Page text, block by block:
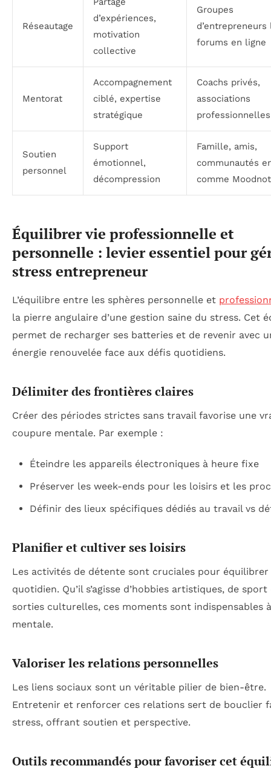
Réseautage
d’expériences,
motivation
collective
Groupes
d’entrepreneurs
forums en ligne
Mentorat
Accompagnement
ciblé, expertise
stratégique
Coachs privés,
associations
professionnelles
Soutien
personnel
Support
émotionnel,
décompression
Famille, amis,
communautés
comme
Équilibrer vie professionnelle et
personnelle : levier essentiel pour
stress entrepreneur
L’équilibre entre les sphères personnelle et
la pierre angulaire d’une gestion saine du stress. Cet
permet de recharger ses batteries et de revenir avec
énergie renouvelée face aux défis quotidiens.
Délimiter des frontières claires
Créer des périodes strictes sans travail favorise une
coupure mentale. Par exemple :
Éteindre les appareils électroniques à heure fixe
Préserver les week-ends pour les loisirs et les
Définir des lieux spécifiques dédiés au travail vs
Planifier et cultiver ses loisirs
Les activités de détente sont cruciales pour équilibrer
quotidien. Qu’il s’agisse d’hobbies artistiques, de
sorties culturelles, ces moments sont indispensables
mentale.
Valoriser les relations personnelles
Les liens sociaux sont un véritable pilier de bien-être.
Entretenir et renforcer ces relations sert de bouclier
stress, offrant soutien et perspective.
Outils recommandés pour favoriser cet